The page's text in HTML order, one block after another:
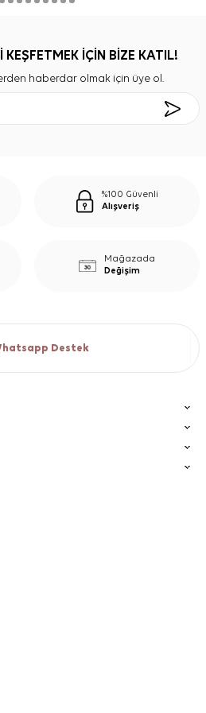
KEŞFETMEK İÇİN BİZE KATIL!
haberdar olmak için üye ol.
%100 Güvenli
Alışveriş
Mağazada
Değişim
Destek